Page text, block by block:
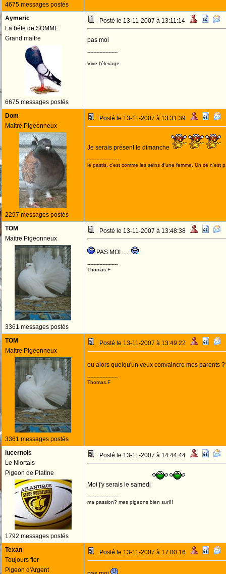
4675 messages postés
Aymeric
La béte de SOMME
Grand maitre
6675 messages postés
Posté le 13-11-2007 à 13:11:14
pas moi
--------------------
Vive l'élevage
Dom
Maitre Pigeonneux
2297 messages postés
Posté le 13-11-2007 à 13:31:39
Je serais présent le dimanche
--------------------
le pastis, c'est comme les seins d'une femme. Un ce n'est
TOM
Maitre Pigeonneux
3361 messages postés
Posté le 13-11-2007 à 13:48:38
PAS MOI .....
--------------------
Thomas.F
TOM
Maitre Pigeonneux
3361 messages postés
Posté le 13-11-2007 à 13:49:22
ou alors quelqu'un veux convaincre mes parents
--------------------
Thomas.F
lucernois
Le Niortais
Pigeon de Platine
1792 messages postés
Posté le 13-11-2007 à 14:44:44
Moi j'y serais le samedi
--------------------
ma passion? mes pigeons bien sur!!!
Texan
Toujours fier
Pigeon d'Argent
Posté le 13-11-2007 à 17:00:16